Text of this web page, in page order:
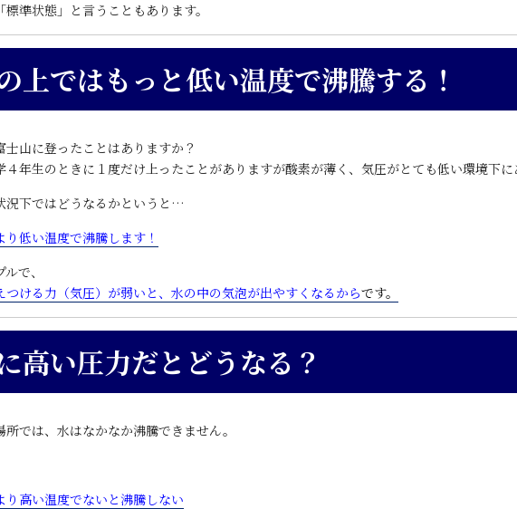
標準状態」と言うこともあります。
上ではもっと低い温度で沸騰する！
士山に登ったことはありますか？
４年生のときに１度だけ上ったことがありますが酸素が薄く、気圧がとても低い環境下に
況下ではどうなるかというと…
低い温度で沸騰します！
で、
つける力（気圧）が弱いと、水の中の気泡が出やすくなるからです。
高い圧力だとどうなる？
所では、水はなかなか沸騰できません。
り高い温度でないと沸騰しない